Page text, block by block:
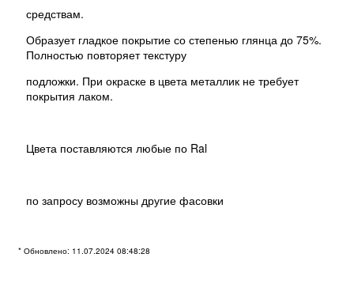
средствам.
Образует гладкое покрытие со степенью глянца до 75%.
Полностью повторяет текстуру
подложки. При окраске в цвета металлик не требует
покрытия лаком.
Цвета поставляются любые по Ral
по запросу возможны другие фасовки
* Обновлено: 11.07.2024 08:48:28